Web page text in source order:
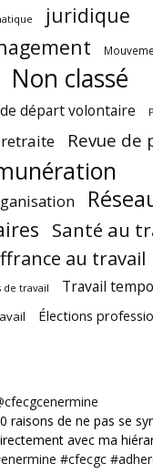
juridique
Non classé
départ volontaire
retraite Revue de
Santé au
au travail
de travail Travail
Élections
raisons de ne pas se
avec ma
#cfecgc